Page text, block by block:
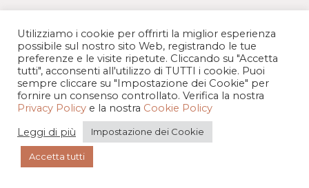
Contatti
ILLUMI
Via Giuseppe Mazzini, 12
20123 Milano MI
Email -chiedimi@spazioillumi.it
T.02 09956546
Utilizziamo i cookie per offrirti la miglior esperienza
possibile sul nostro sito Web, registrando le tue
preferenze e le visite ripetute. Cliccando su "Accetta
tutti", acconsenti all'utilizzo di TUTTI i cookie. Puoi
sempre cliccare su "Impostazione dei Cookie" per
fornire un consenso controllato. Verifica la nostra
Privacy Policy e la nostra Cookie Policy
Leggi di più
Impostazione dei Cookie
Accetta tutti